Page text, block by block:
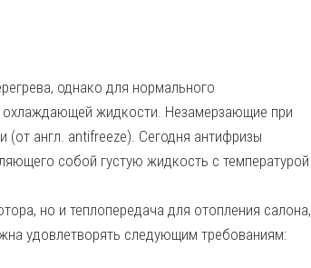
однако для нормального
охлаждающей жидкости. Незамерзающие при
(от англ. antifreeze). Сегодня антифризы
собой густую жидкость с температурой
но и теплопередача для отопления салона,
удовлетворять следующим требованиям: